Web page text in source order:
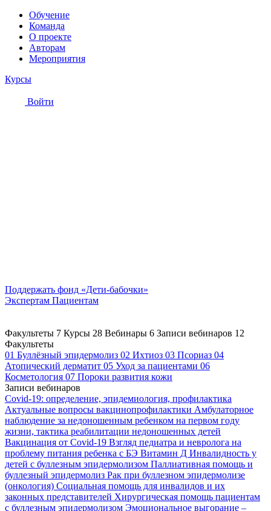
Обучение
Команда
О проекте
Авторам
Мероприятия
Курсы
Войти
Поддержать фонд «Дети-бабочки»
Экспертам Пациентам
Факультеты 7 Курсы 28 Вебинары 6 Записи вебинаров 12
Факультеты
01 Буллёзный эпидермолиз 02 Ихтиоз 03 Псориаз 04
Атопический дерматит 05 Уход за пациентами 06
Косметология 07 Пороки развития кожи
Записи вебинаров
Covid-19: определение, эпидемиология, профилактика
Актуальные вопросы вакцинопрофилактики Амбулаторное
наблюдение за недоношенным ребенком на первом году
жизни, тактика реабилитации недоношенных детей
Вакцинация от Covid-19 Взгляд педиатра и невролога на
проблему питания ребенка с БЭ Витамин Д Инвалидность у
детей с буллезным эпидермолизом Паллиативная помощь и
буллезный эпидермолиз Рак при буллезном эпидермолизе
(онкология) Социальная помощь для инвалидов и их
законных представителей Хирургическая помощь пациентам
с буллезным эпидермолизом Эмоциональное выгорание –